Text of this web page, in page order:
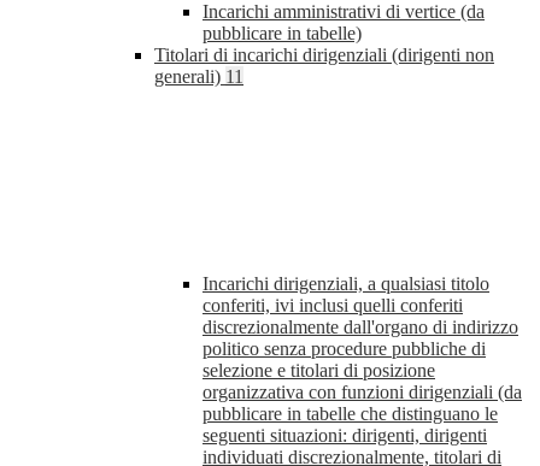
Incarichi amministrativi di vertice (da
pubblicare in tabelle)
Titolari di incarichi dirigenziali (dirigenti non
generali) 11
Incarichi dirigenziali, a qualsiasi titolo
conferiti, ivi inclusi quelli conferiti
discrezionalmente dall'organo di indirizzo
politico senza procedure pubbliche di
selezione e titolari di posizione
organizzativa con funzioni dirigenziali (da
pubblicare in tabelle che distinguano le
seguenti situazioni: dirigenti, dirigenti
individuati discrezionalmente, titolari di